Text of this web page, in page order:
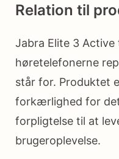
Relation til
Jabra Elite 3
høretelefonerne
står for. Produktet
forkærlighed for
forpligtelse til at
brugeroplevelse.